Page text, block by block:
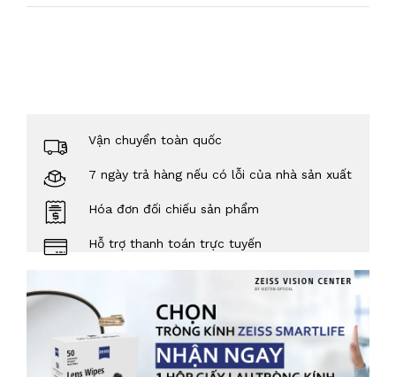
Vận chuyển toàn quốc
7 ngày trả hàng nếu có lỗi của nhà sản xuất
Hóa đơn đối chiếu sản phẩm
Hỗ trợ thanh toán trực tuyến